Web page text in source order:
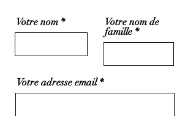
Votre nom
Votre nom de
famille
Votre adresse email